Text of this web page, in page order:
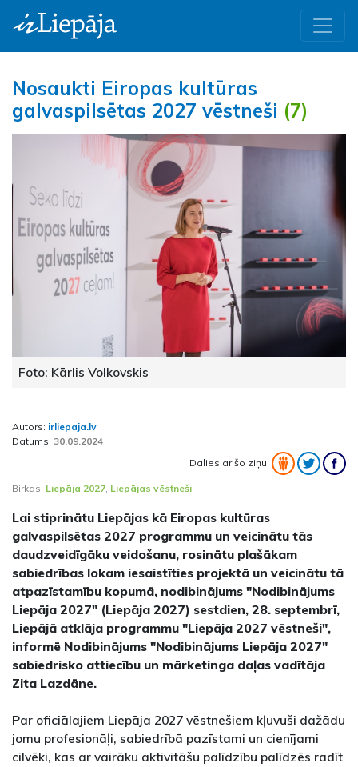
Nosaukti Eiropas kultūras
galvaspilsētas 2027 vēstneši (7)
Foto: Kārlis Volkovskis
Autors: irliepaja.lv
Datums: 30.09.2024
Dalies ar šo ziņu:
Birkas: Liepāja 2027 Liepājas vēstneši
Lai stiprinātu Liepājas kā Eiropas kultūras
galvaspilsētas 2027 programmu un veicinātu tās
daudzveidīgāku veidošanu, rosinātu plašākam
sabiedrības lokam iesaistīties projektā un veicinātu tā
atpazīstamību kopumā, nodibinājums "Nodibinājums
Liepāja 2027" (Liepāja 2027) sestdien, 28. septembrī,
Liepājā atklāja programmu "Liepāja 2027 vēstneši",
informē Nodibinājums "Nodibinājums Liepāja 2027"
sabiedrisko attiecību un mārketinga daļas vadītāja
Zita Lazdāne.
Par oficiālajiem Liepāja 2027 vēstnešiem kļuvuši dažādu
jomu profesionāļi, sabiedrībā pazīstami un cienījami
cilvēki, kas ar vairāku aktivitāšu palīdzību palīdzēs radīt